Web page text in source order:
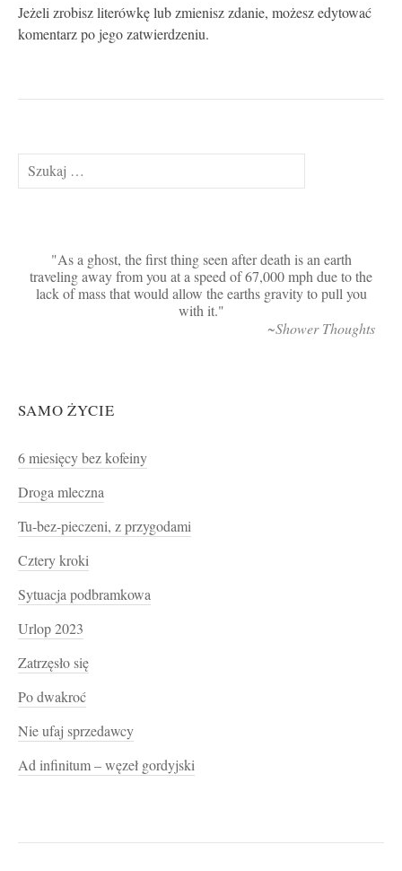
Jeżeli zrobisz literówkę lub zmienisz zdanie, możesz edytować
komentarz po jego zatwierdzeniu.
Szukaj:
As a ghost, the first thing seen after death is an earth
traveling away from you at a speed of 67,000 mph due to the
lack of mass that would allow the earths gravity to pull you
with it.
~Shower Thoughts
SAMO ŻYCIE
6 miesięcy bez kofeiny
Droga mleczna
Tu-bez-pieczeni, z przygodami
Cztery kroki
Sytuacja podbramkowa
Urlop 2023
Zatrzęsło się
Po dwakroć
Nie ufaj sprzedawcy
Ad infinitum – węzeł gordyjski